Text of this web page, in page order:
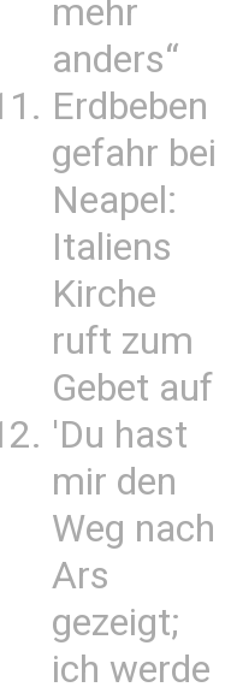
mehr
anders“
Erdbeben
gefahr bei
Neapel:
Italiens
Kirche
ruft zum
Gebet auf
'Du hast
mir den
Weg nach
Ars
gezeigt;
ich werde